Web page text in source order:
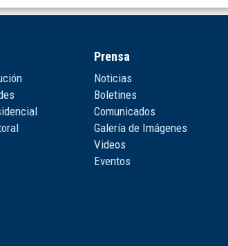
Prensa
Noticias
Boletines
Comunicados
Galería de Imágenes
Videos
Eventos